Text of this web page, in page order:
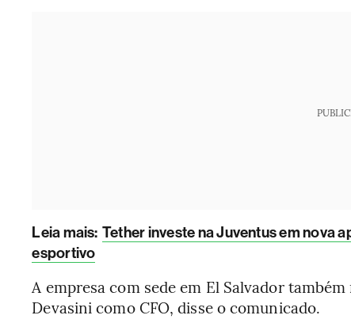
Leia mais: Tether investe na Juventus em nova
esportivo
A empresa com sede em El Salvador
Devasini como CFO, disse o comunicado.